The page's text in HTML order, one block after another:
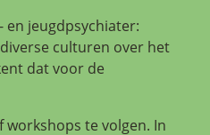
en jeugdpsychiater:
culturen over het
dat voor de
workshops te volgen. In